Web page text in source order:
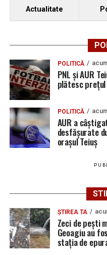
Actualitate
POLITICĂ
PNL și AUR
plătesc
POLITICĂ
AUR a
desfășurate
orașul Teiuș
ȘTIREA TA
Zeci de pești
Geoagiu au
stația de